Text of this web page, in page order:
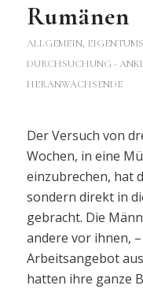
Rumänen
ALLGEMEIN,
DURCHSUCHUNG -
HERANWACHSENDE
Der Versuch von
Wochen, in eine
einzubrechen, hat
sondern direkt in
gebracht. Die
andere vor ihnen,
Arbeitsangebot
hatten ihre ganze